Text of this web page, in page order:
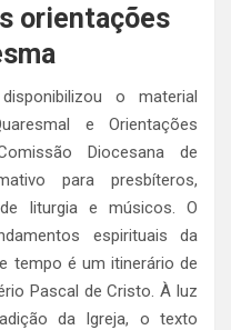
orientações
o material
e Orientações
Diocesana de
para presbíteros,
liturgia e músicos. O
espirituais da
tempo é um itinerário de
Pascal de Cristo. À luz
da Igreja, o texto